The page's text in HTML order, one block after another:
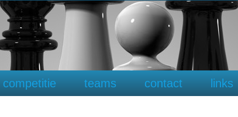
competitie teams contact links